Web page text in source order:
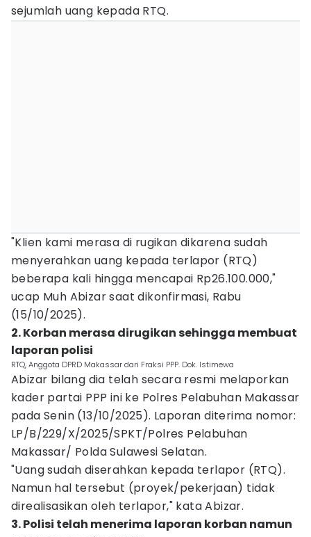
sejumlah uang kepada RTQ.
"Klien kami merasa di rugikan dikarena sudah
menyerahkan uang kepada terlapor (RTQ)
beberapa kali hingga mencapai Rp26.100.000,"
ucap Muh Abizar saat dikonfirmasi, Rabu
(15/10/2025).
2. Korban merasa dirugikan sehingga membuat
laporan polisi
RTQ, Anggota DPRD Makassar dari Fraksi PPP. Dok. Istimewa
Abizar bilang dia telah secara resmi melaporkan
kader partai PPP ini ke Polres Pelabuhan Makassar
pada Senin (13/10/2025). Laporan diterima nomor:
LP/B/229/X/2025/SPKT/Polres Pelabuhan
Makassar/ Polda Sulawesi Selatan.
"Uang sudah diserahkan kepada terlapor (RTQ).
Namun hal tersebut (proyek/pekerjaan) tidak
direalisasikan oleh terlapor," kata Abizar.
3. Polisi telah menerima laporan korban namun